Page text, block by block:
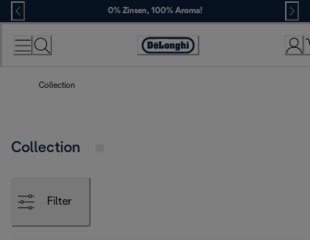
Skip
to
Content
0% Zinsen, 100% Aroma!
Erklärung
Collection
Collection
Filter